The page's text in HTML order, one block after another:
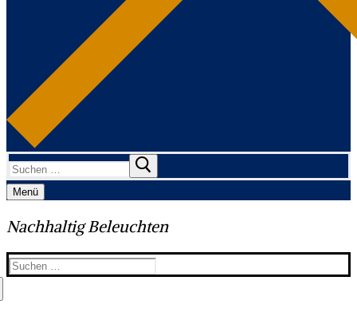
Suchen
nach:
Menü
Nachhaltig Beleuchten
Suchen
nach: